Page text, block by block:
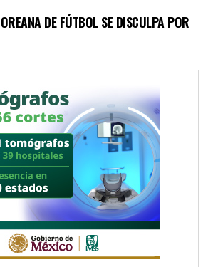
DE FÚTBOL SE DISCULPA POR